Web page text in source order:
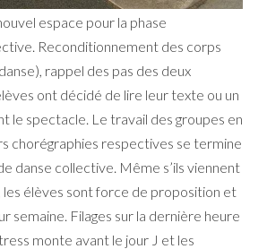
espace pour la phase
Reconditionnement des corps
rappel des pas des deux
ont décidé de lire leur texte ou un
le spectacle. Le travail des groupes en
chorégraphies respectives se termine
danse collective. Même s’ils viennent
les élèves sont force de proposition et
semaine. Filages sur la dernière heure
monte avant le jour J et les